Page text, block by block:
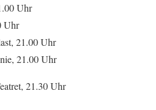
Uhr
Uhr
21.00 Uhr
21.00 Uhr
21.30 Uhr